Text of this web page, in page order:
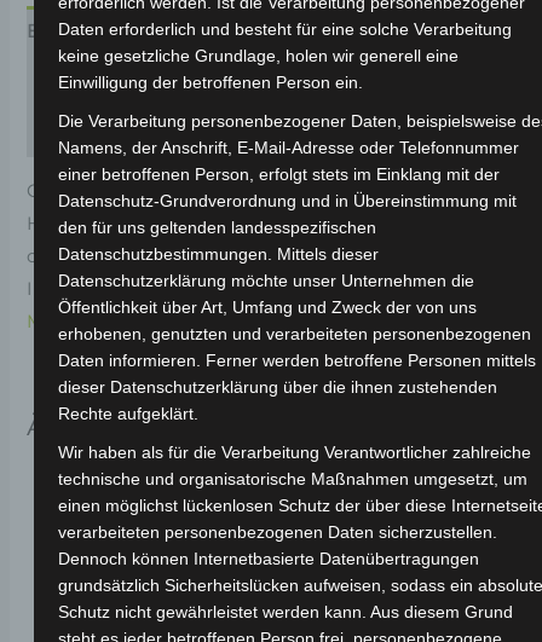
Beschreibung
Produktsicherheit
Rezensionen (0)
Original-Ersatzteil für den Elektro-Scooter VSX.
Hintere rücklichtoberabdeckung-hellrot (2022) für
optimale Funktionalität und Haltbarkeit. Weitere
Informationen zum Fahrzeug findest du hier:Volta
Motor Elektro-Scooter VSX
Ähnliche Produkte
Daten erforderlich und besteht für eine solche Verarbeitung
keine gesetzliche Grundlage, holen wir generell eine
Einwilligung der betroffenen Person ein.
Die Verarbeitung personenbezogener Daten, beispielsweise
Namens, der Anschrift, E-Mail-Adresse oder Telefonnummer
einer betroffenen Person, erfolgt stets im Einklang mit der
Datenschutz-Grundverordnung und in Übereinstimmung mit
den für uns geltenden landesspezifischen
Datenschutzbestimmungen. Mittels dieser
Datenschutzerklärung möchte unser Unternehmen die
Öffentlichkeit über Art, Umfang und Zweck der von uns
erhobenen, genutzten und verarbeiteten personenbezogenen
Daten informieren. Ferner werden betroffene Personen mittels
dieser Datenschutzerklärung über die ihnen zustehenden
Rechte aufgeklärt.
Wir haben als für die Verarbeitung Verantwortlicher zahlreiche
technische und organisatorische Maßnahmen umgesetzt, um
einen möglichst lückenlosen Schutz der über diese
verarbeiteten personenbezogenen Daten sicherzustellen.
Dennoch können Internetbasierte Datenübertragungen
grundsätzlich Sicherheitslücken aufweisen, sodass ein
Schutz nicht gewährleistet werden kann. Aus diesem Grund